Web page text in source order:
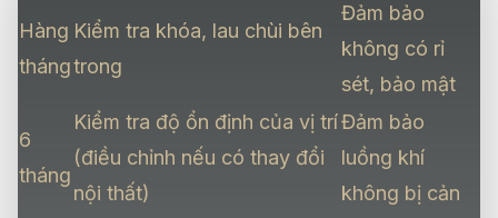
Hàng
tháng
Kiểm tra khóa, lau chùi bên
trong
Đảm bảo
không có rỉ
sét, bảo mật
6
tháng
Kiểm tra độ ổn định của vị trí
(điều chỉnh nếu có thay đổi
nội thất)
Đảm bảo
luồng khí
không bị cản